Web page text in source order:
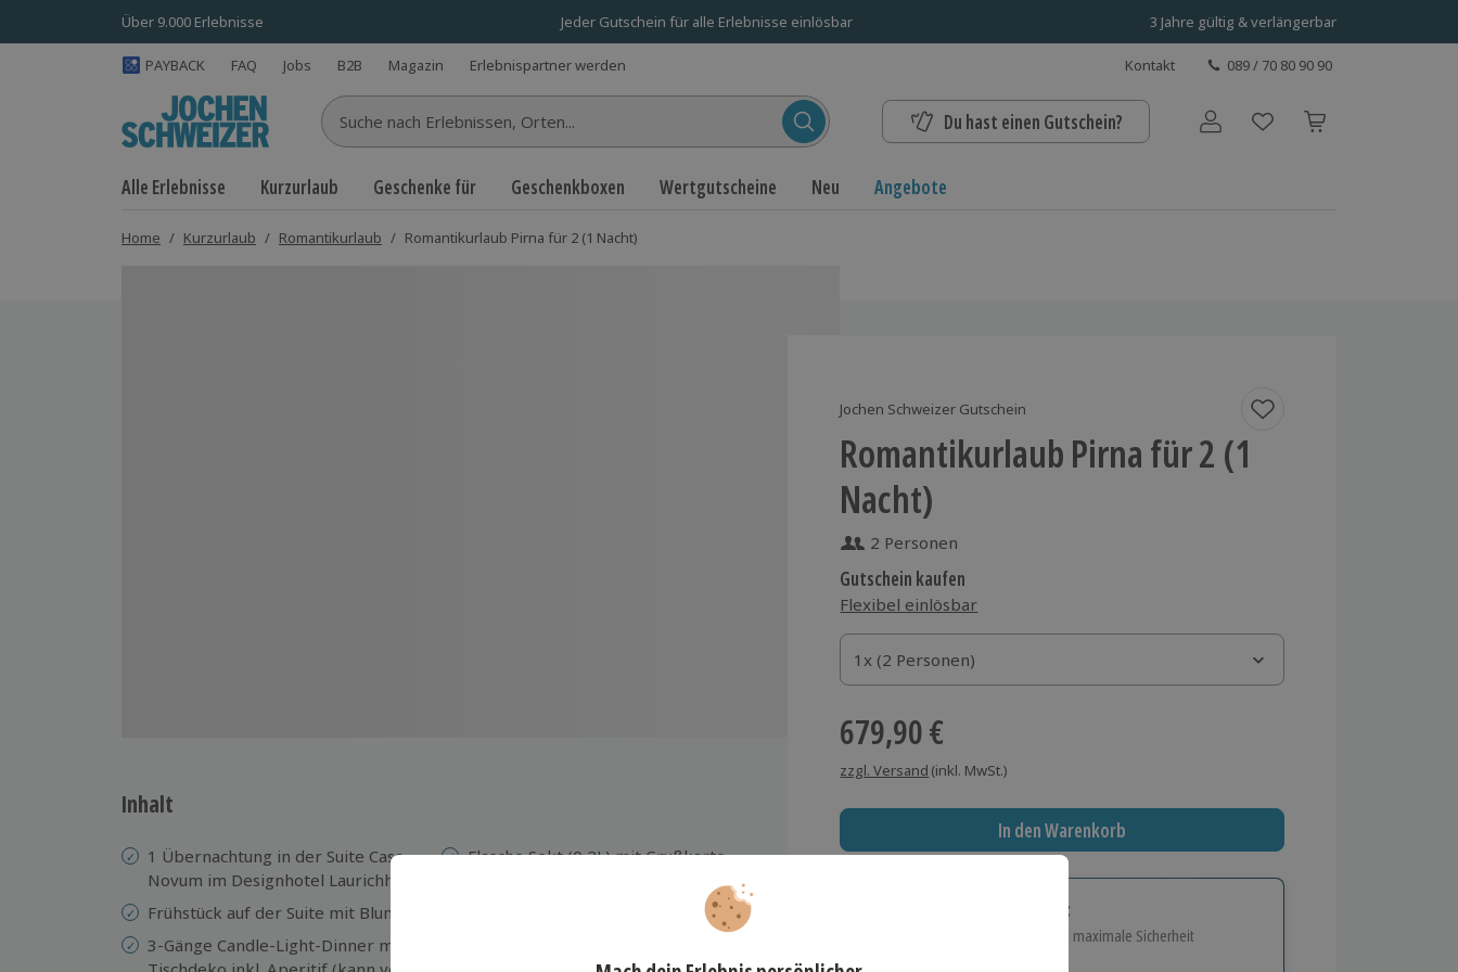
Über 9.000 Erlebnisse Jeder Gutschein für alle Erlebnisse einlösbar 3 Jahre gültig & verlängerbar
PAYBACK FAQ Jobs B2B Magazin Erlebnispartner werden Kontakt 089 / 70 80 90 90
Suche nach Erlebnissen... Du hast einen Gutschein? Benutzerkonto
Alle Erlebnisse Kurzurlaub Geschenke für Geschenkboxen Wertgutscheine Neu Angebote
Home / Kurzurlaub / Romantikurlaub / Romantikurlaub Pirna für 2 (1 Nacht)
Jochen Schweizer Gutschein
Romantikurlaub Pirna für 2 (1
Nacht)
2 Personen
Gutschein kaufen
Flexibel einlösbar
1x (2 Personen)
1x (2 Personen)
1x (2 Personen)
679,90 €
zzgl. Versand (inkl. MwSt.)
In den Warenkorb
Immer das richtige Geschenk:
Große Auswahl, volle Flexibilität und maximale Sicherheit
Inhalt
1 Übernachtung in der Suite Casa
Novum im Designhotel Laurichhof
Frühstück auf der Suite mit Blume
3-Gänge Candle-Light-Dinner mit
Flasche Sekt (0,2L) mit Grußkarte
2 Stunden exklusive Saunanutzung